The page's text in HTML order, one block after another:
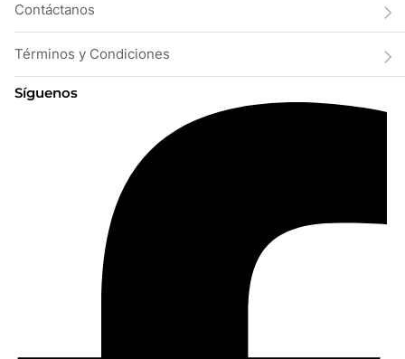
Contáctanos
Términos y Condiciones
Síguenos